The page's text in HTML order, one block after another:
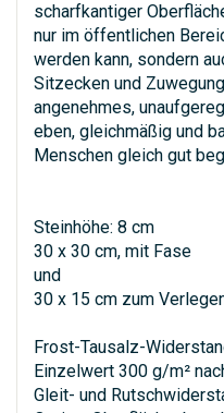
scharfkantiger
nur im öffentlichen
werden kann, sondern
Sitzecken und
angenehmes,
eben, gleichmäßig und
Menschen gleich gut
Steinhöhe: 8 cm
30 x 30 cm, mit Fase
und
30 x 15 cm zum
Frost-Tausalz-
Einzelwert 300 g/m²
Gleit- und